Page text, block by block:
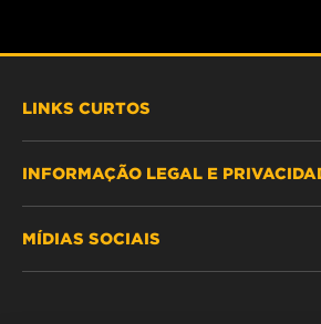
LINKS CURTOS
ONDE COMPRAR
INFORMAÇÃO LEGAL E
MÍDIAS SOCIAIS